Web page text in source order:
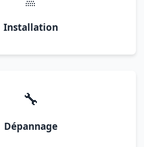
Installation
🔧
Dépannage